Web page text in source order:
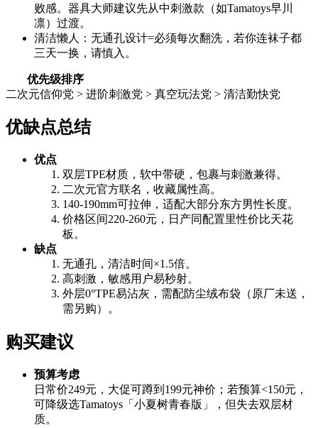
败感。器具大师建议先从中刺激款（如Tamatoys早川
凛）过渡。
清洁懒人：无通孔设计=必须每次翻洗，若你连袜子都
三天一换，请慎入。
优先级排序
二次元信仰党 > 进阶刺激党 > 真空玩法党 > 清洁勤快党
优缺点总结
优点
双层TPE材质，软中带硬，包裹与刺激兼得。
二次元官方联名，收藏属性高。
140-190mm可拉伸，适配大部分东方男性长度。
价格区间220-260元，日产同配置里性价比天花
板。
缺点
无通孔，清洁时间×1.5倍。
高刺激，敏感用户易秒射。
外层0°TPE易沾灰，需配防尘绒布袋（原厂未送，
需另购）。
购买建议
预算考虑
日常价249元，大促可蹲到199元神价；若预算<150元，
可降级选Tamatoys「小夏树青春版」，但失去双层材
质。